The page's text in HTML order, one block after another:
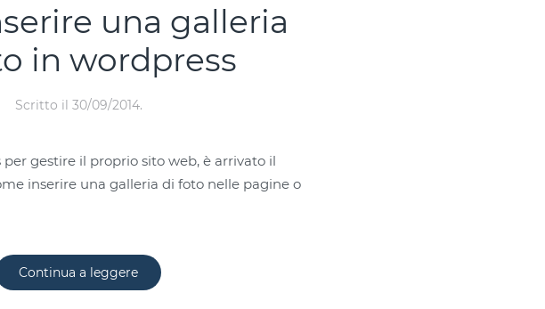
una galleria
in wordpress
Scritto il 30/09/2014.
per gestire il proprio sito web, è arrivato il
inserire una galleria di foto nelle pagine o
Continua a leggere